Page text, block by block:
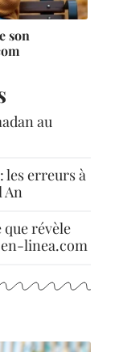
son
au
les erreurs à
An
que révèle
linea.com